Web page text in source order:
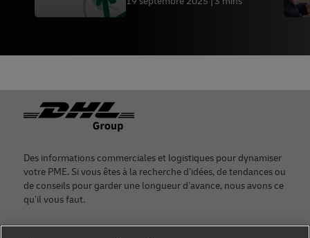
Footer
Des informations commerciales et logistiques pour dynamiser
votre PME. Si vous êtes à la recherche d’idées, de tendances ou
de conseils pour garder une longueur d’avance, nous avons ce
qu’il vous faut.